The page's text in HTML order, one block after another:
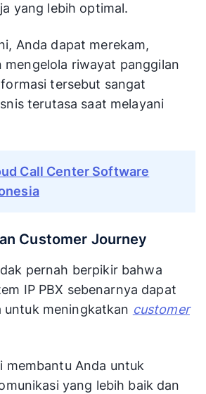
yang lebih optimal.
Anda dapat merekam,
mengelola riwayat panggilan
tersebut sangat
terutasa saat melayani
Call Center Software
Customer Journey
pernah berpikir bahwa
IP PBX sebenarnya dapat
untuk meningkatkan customer
membantu Anda untuk
yang lebih baik dan